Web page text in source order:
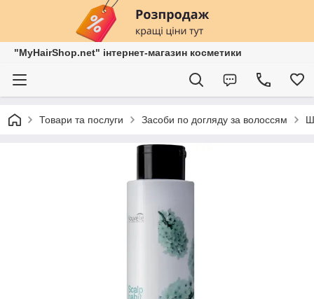
"MyHairShop.net" інтернет-магазин косметики
Товари та послуги Засоби по догляду за волоссям